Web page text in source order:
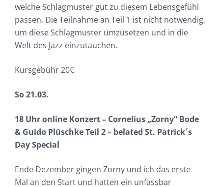
welche Schlagmuster gut zu diesem Lebensgefühl
passen. Die Teilnahme an Teil 1 ist nicht notwendig,
um diese Schlagmuster umzusetzen und in die
Welt des Jazz einzutauchen.
Kursgebühr 20€
So 21.03.
18 Uhr online Konzert – Cornelius „Zorny“ Bode
& Guido Plüschke Teil 2 – belated St. Patrick´s
Day Special
Ende Dezember gingen Zorny und ich das erste
Mal an den Start und hatten ein unfassbar